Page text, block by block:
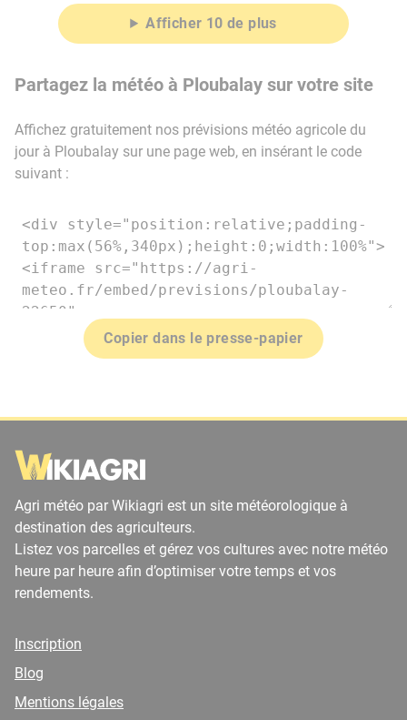
Afficher 10 de plus
Partagez la météo à Ploubalay sur votre site
Affichez gratuitement nos prévisions météo agricole du
jour à Ploubalay sur une page web, en insérant le code
suivant :
Copier dans le presse-papier
Agri météo par Wikiagri est un site météorologique à
destination des agriculteurs.
Listez vos parcelles et gérez vos cultures avec notre météo
heure par heure afin d’optimiser votre temps et vos
rendements.
Inscription
Blog
Mentions légales